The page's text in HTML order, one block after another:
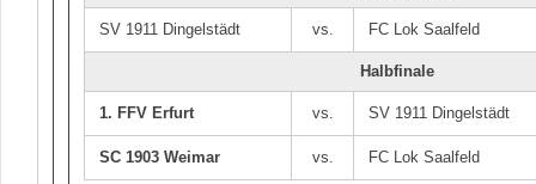
SV 1911 Dingelstädt vs. FC Lok Saalfeld
Halbfinale
1. FFV Erfurt vs. SV 1911 Dingelstädt
SC 1903 Weimar vs. FC Lok Saalfeld